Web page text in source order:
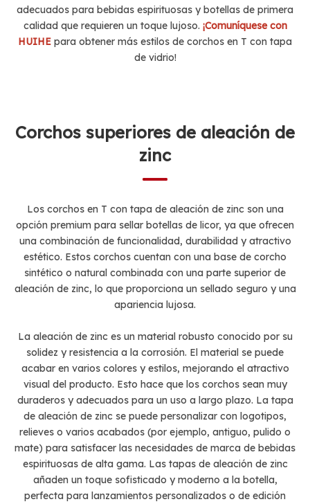
adecuados para bebidas espirituosas y botellas de primera
calidad que requieren un toque lujoso. ¡Comuníquese con
HUIHE para obtener más estilos de corchos en T con tapa
de vidrio!
Corchos superiores de aleación de
zinc
Los corchos en T con tapa de aleación de zinc son una
opción premium para sellar botellas de licor, ya que ofrecen
una combinación de funcionalidad, durabilidad y atractivo
estético. Estos corchos cuentan con una base de corcho
sintético o natural combinada con una parte superior de
aleación de zinc, lo que proporciona un sellado seguro y una
apariencia lujosa.
La aleación de zinc es un material robusto conocido por su
solidez y resistencia a la corrosión. El material se puede
acabar en varios colores y estilos, mejorando el atractivo
visual del producto. Esto hace que los corchos sean muy
duraderos y adecuados para un uso a largo plazo. La tapa
de aleación de zinc se puede personalizar con logotipos,
relieves o varios acabados (por ejemplo, antiguo, pulido o
mate) para satisfacer las necesidades de marca de bebidas
espirituosas de alta gama. Las tapas de aleación de zinc
añaden un toque sofisticado y moderno a la botella,
perfecta para lanzamientos personalizados o de edición